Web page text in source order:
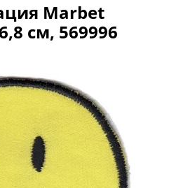
Marbet
см, 569996